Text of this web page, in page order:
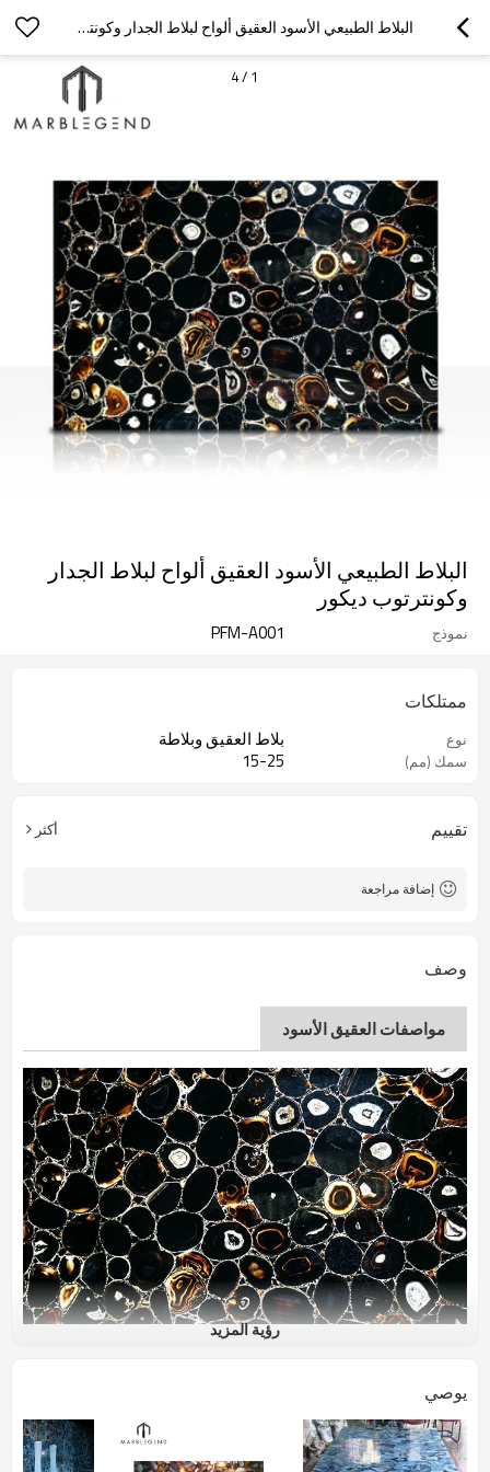
البلاط الطبيعي الأسود العقيق ألواح لبلاط الجدار وكونترتوب ديكور
1
/
4
البلاط الطبيعي الأسود العقيق ألواح لبلاط الجدار
وكونترتوب ديكور
نموذج PFM-A001
ممتلكات
نوع بلاط العقيق وبلاطة
سمك (مم) 15-25
تقييم أكثر
إضافة مراجعة
وصف
مواصفات العقيق الأسود
اسم المنتج
البلاط الطبيعي الأسود العقيق
رؤية المزيد
يوصي